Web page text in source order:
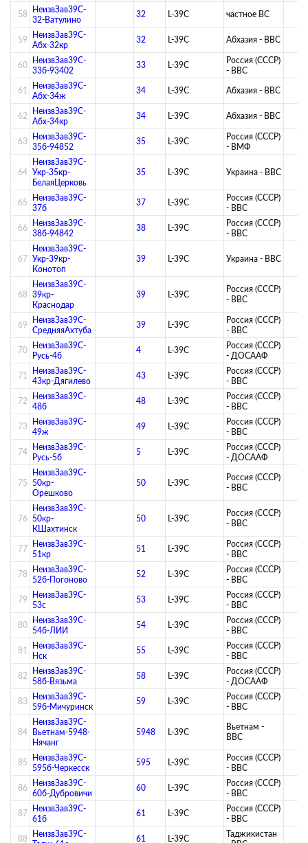
58
НеизвЗав39C-
32-Ватулино
32 L-39C ­частное ВС­
59
НеизвЗав39C-
Абх-32кр
32 L-39C Абхазия - ВВС
60 НеизвЗав39C-
33б-93402
33 L-39C
Россия (СССР)
- ВВС
61
НеизвЗав39C-
Абх-34ж
34 L-39C Абхазия - ВВС
62
НеизвЗав39C-
Абх-34кр
34 L-39C Абхазия - ВВС
63
НеизвЗав39C-
35б-94852
35 L-39C
Россия (СССР)
- ВМФ
64
НеизвЗав39C-
Укр-35кр-
БелаяЦерковь
35 L-39C Украина - ВВС
65
НеизвЗав39C-
37б
37 L-39C
Россия (СССР)
- ВВС
66 НеизвЗав39C-
38б-94842
38 L-39C
Россия (СССР)
- ВВС
67
НеизвЗав39C-
Укр-39кр-
Конотоп
39 L-39C Украина - ВВС
68
НеизвЗав39C-
39кр-
Краснодар
39 L-39C
Россия (СССР)
- ВВС
69
НеизвЗав39C-
СредняяАхтуба
39 L-39C
Россия (СССР)
- ВВС
70 НеизвЗав39C-
Русь-4б
4 L-39C
Россия (СССР)
- ДОСААФ
71
НеизвЗав39C-
43кр-Дягилево
43 L-39C
Россия (СССР)
- ВВС
72
НеизвЗав39C-
48б
48 L-39C
Россия (СССР)
- ВВС
73
НеизвЗав39C-
49ж
49 L-39C
Россия (СССР)
- ВВС
74 НеизвЗав39C-
Русь-5б
5 L-39C
Россия (СССР)
- ДОСААФ
75
НеизвЗав39C-
50кр-
Орешково
50 L-39C
Россия (СССР)
- ВВС
76
НеизвЗав39C-
50кр-
КШахтинск
50 L-39C
Россия (СССР)
- ВВС
77 НеизвЗав39C-
51кр
51 L-39C
Россия (СССР)
- ВВС
78
НеизвЗав39C-
52б-Погоново
52 L-39C
Россия (СССР)
- ВВС
79
НеизвЗав39C-
53с
53 L-39C
Россия (СССР)
- ВВС
80 НеизвЗав39C-
54б-ЛИИ
54 L-39C
Россия (СССР)
- ВВС
81
НеизвЗав39C-
Нск
55 L-39C
Россия (СССР)
- ВВС
82
НеизвЗав39C-
58б-Вязьма
58 L-39C
Россия (СССР)
- ДОСААФ
83
НеизвЗав39C-
59б-Мичуринск
59 L-39C
Россия (СССР)
- ВВС
84
НеизвЗав39C-
Вьетнам-5948-
Нячанг
5948 L-39C
Вьетнам -
ВВС
85
НеизвЗав39C-
595б-Черкесск
595 L-39C
Россия (СССР)
- ВВС
86 НеизвЗав39C-
60б-Дубровичи
60 L-39C
Россия (СССР)
- ВВС
87 НеизвЗав39C-
61б
61 L-39C
Россия (СССР)
- ВВС
88
НеизвЗав39C-
61 L-39C
Таджикистан